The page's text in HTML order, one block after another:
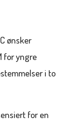
ønsker
for yngre
i to
for en